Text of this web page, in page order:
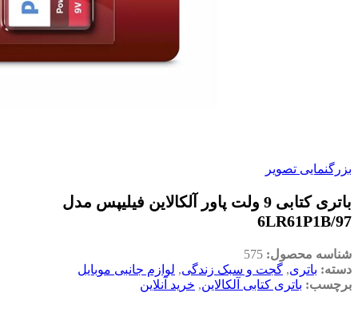
بزرگنمایی تصویر
باتری کتابی 9 ولت پاور آلکالاین فیلیپس مدل
6LR61P1B/97
شناسه محصول: 575
دسته: باتری, گجت و سبک زندگی, لوازم جانبی موبایل
برچسب: باتری کتابی آلکالاین, خرید آنلاین